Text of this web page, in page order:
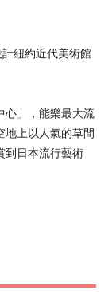
紐約近代美術館
心」，能樂最大流
地上以人氣的草間
到日本流行藝術